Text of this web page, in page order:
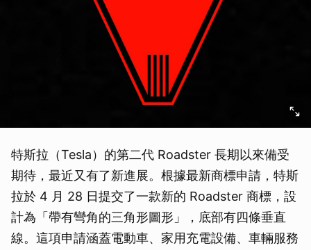
特斯拉（Tesla）的第二代 Roadster 長期以來備受
期待，最近又有了新進展。根據最新商標申請，特斯
拉於 4 月 28 日提交了一款新的 Roadster 商標，設
計為「帶有彎角的三角形圖形」，底部有四條垂直
線。這項申請涵蓋電動車、家用充電設備、車輛服務